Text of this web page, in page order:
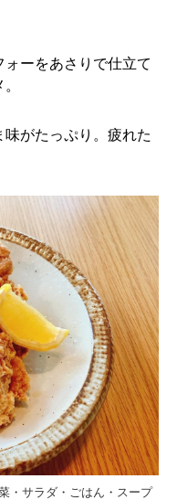
ーをあさりで仕立て
がたっぷり。疲れた
・サラダ・ごはん・スープ